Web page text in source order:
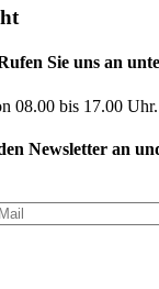
Sie uns an
08.00 bis 17.00 Uhr.
Newsletter an